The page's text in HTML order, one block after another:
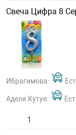
Свеча Цифра 8
Ибрагимова:
Аделя Кутуя: